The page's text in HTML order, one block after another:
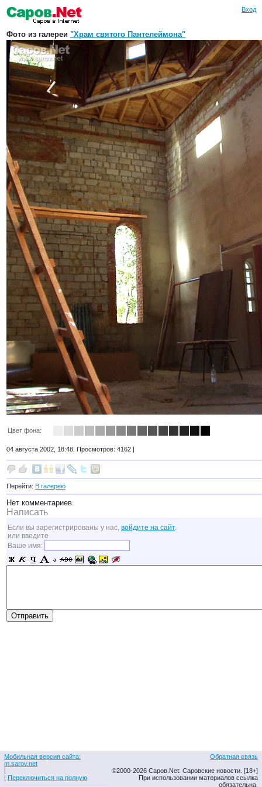
Вход
Фото из галереи "Храм святого Пантелеймона"
Цвет фона:
04 августа 2002, 18:48. Просмотров: 4162 |
Перейти: В галерею
Нет комментариев
Написать
Если вы зарегистрированы у нас, войдите на сайт.
или введите
Ваше имя:
Мобильная версия сайта:
m.sarov.net
|
| Переключиться на полную
Обратная связь
©2000-2026 Саров.Net: Саровские новости. [18+]
При использовании материалов ссылка
обязательна.